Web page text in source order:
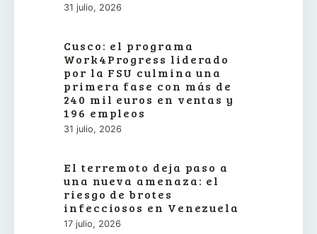
31 julio, 2026
Cusco: el programa
Work4Progress liderado
por la FSU culmina una
primera fase con más de
240 mil euros en ventas y
196 empleos
31 julio, 2026
El terremoto deja paso a
una nueva amenaza: el
riesgo de brotes
infecciosos en Venezuela
17 julio, 2026